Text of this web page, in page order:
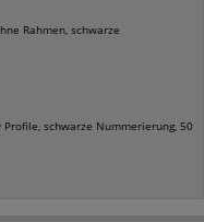
Rahmen, schwarze
Profile, schwarze Nummerierung, 50